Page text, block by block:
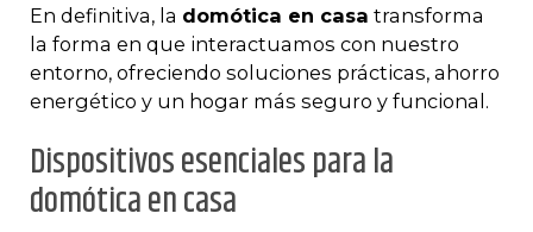
En definitiva, la domótica en casa transforma
la forma en que interactuamos con nuestro
entorno, ofreciendo soluciones prácticas, ahorro
energético y un hogar más seguro y funcional.
Dispositivos esenciales para la
domótica en casa